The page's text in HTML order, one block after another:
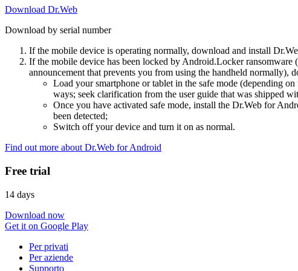
Download Dr.Web
Download by serial number
If the mobile device is operating normally, download and install
If the mobile device has been locked by Android.Locker ransomware
announcement that prevents you from using the handheld normally),
Load your smartphone or tablet in the safe mode (depending
ways; seek clarification from the user guide that was shipped
Once you have activated safe mode, install the Dr.Web for
been detected;
Switch off your device and turn it on as normal.
Find out more about Dr.Web for Android
Free trial
14 days
Download now
Get it on Google Play
Per privati
Per aziende
Supporto